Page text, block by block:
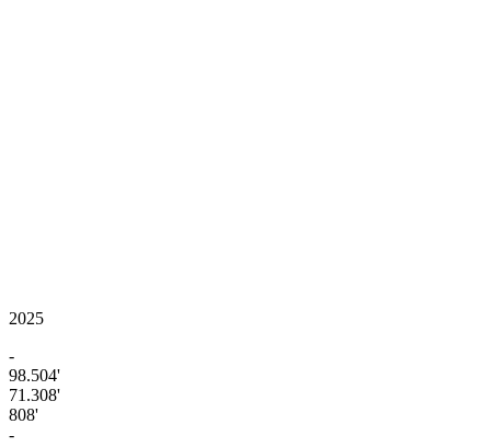
2025
-
98.504'
71.308'
808'
-